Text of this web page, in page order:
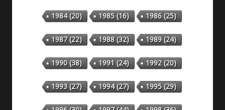
1984(20) 1985(16) 1986(25)
1987(22) 1988(32) 1989(24)
1990(38) 1991 (24) 1992(20)
1993(27) 1994(27) 1995(29)